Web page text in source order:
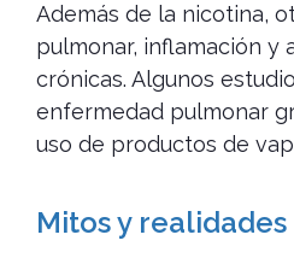
Además de la nicotina,
pulmonar, inflamación y
crónicas. Algunos
enfermedad pulmonar
uso de productos de
Mitos y realidades